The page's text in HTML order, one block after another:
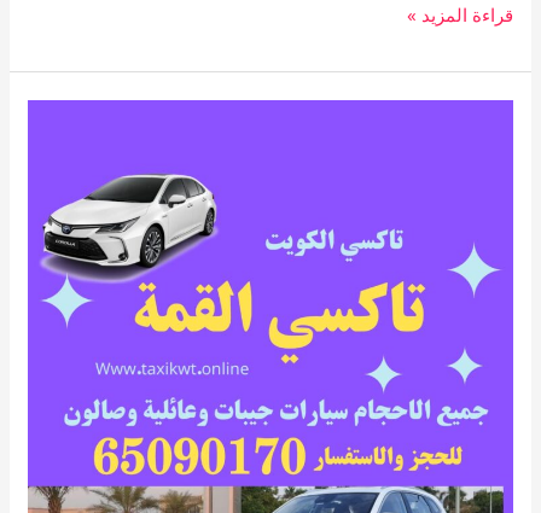
قراءة المزيد »